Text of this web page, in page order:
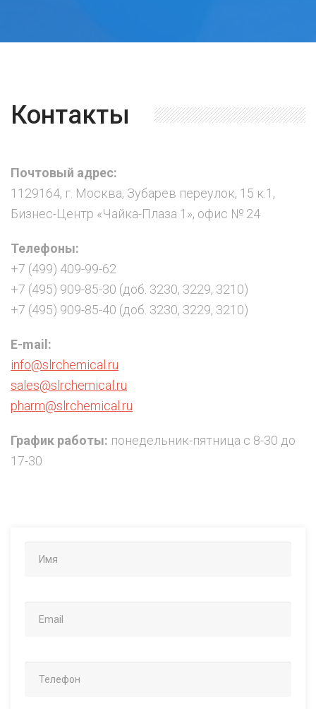
Контакты
Почтовый адрес:
1129164, г. Москва, Зубарев переулок, 15 к.1,
Бизнес-Центр «Чайка-Плаза 1», офис № 24
Телефоны:
+7 (499) 409-99-62
+7 (495) 909-85-30 (доб. 3230, 3229, 3210)
+7 (495) 909-85-40 (доб. 3230, 3229, 3210)
E-mail:
info@slrchemical.ru
sales@slrchemical.ru
pharm@slrchemical.ru
График работы: понедельник-пятница с 8-30 до
17-30